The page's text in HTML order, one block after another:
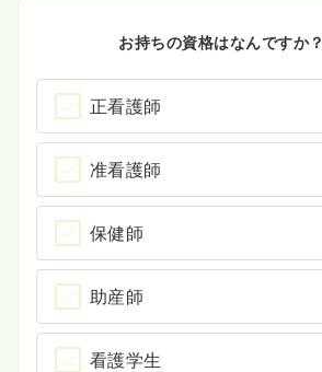
お持ちの資格はなんですか？
正看護師
准看護師
保健師
助産師
看護学生